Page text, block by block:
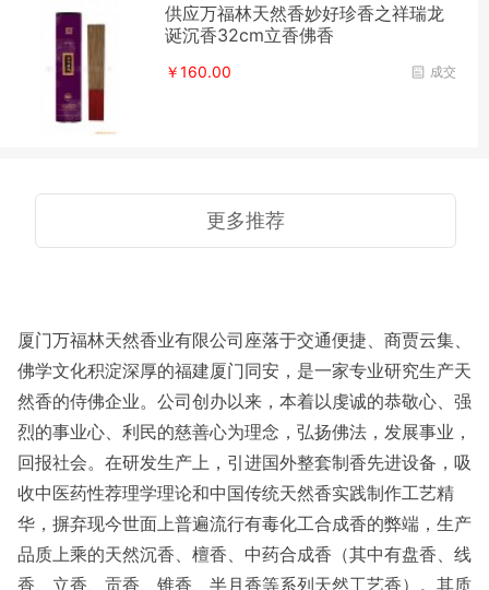
供应万福林天然香妙好珍香之祥瑞龙
诞沉香32cm立香佛香
成交
￥160.00
更多推荐
厦门万福林天然香业有限公司座落于交通便捷、商贾云集、
佛学文化积淀深厚的福建厦门同安，是一家专业研究生产天
然香的侍佛企业。公司创办以来，本着以虔诚的恭敬心、强
烈的事业心、利民的慈善心为理念，弘扬佛法，发展事业，
回报社会。在研发生产上，引进国外整套制香先进设备，吸
收中医药性荐理学理论和中国传统天然香实践制作工艺精
华，摒弃现今世面上普遍流行有毒化工合成香的弊端，生产
品质上乘的天然沉香、檀香、中药合成香（其中有盘香、线
香、立香、贡香、锥香、半月香等系列天然工艺香）。其质